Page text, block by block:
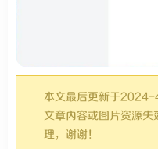
本文最后更新于2024-
文章内容或图片资源失
理，谢谢！